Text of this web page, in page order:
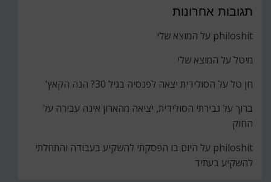
תגובות אחרונות
philoshit על המוצא שלי
מיטל על המוצא שלי
חן טל על הסולידית יצאה לפנסיה בגיל 30? הנה הקאץ'
ברוך על גבירתי הסולידית, יציאה מהארון אינה עבירה על
החוק
philoshit על היום בו הפסקתי להשקיע בעבודה והתחלתי
להשקיע בעתיד